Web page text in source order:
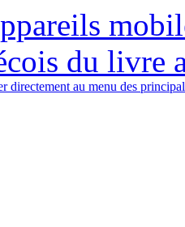
du livre
directement au menu des